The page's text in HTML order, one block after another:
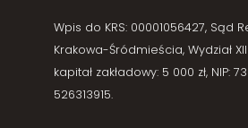
Wpis do KRS: 00001056427, Sąd
Krakowa-Śródmieścia, Wydział
kapitał zakładowy: 5 000 zł, NIP:
526313915.